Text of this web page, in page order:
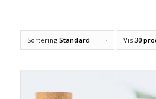
Sortering Standard Vis 30